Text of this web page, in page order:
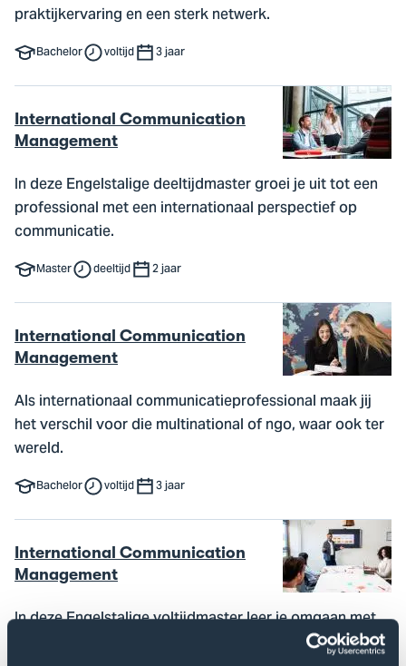
praktijkervaring en een sterk netwerk.
Bachelor voltijd 3 jaar
International Communication
Management
In deze Engelstalige deeltijdmaster groei je uit tot een
professional met een internationaal perspectief op
communicatie.
Master deeltijd 2 jaar
International Communication
Management
Als internationaal communicatieprofessional maak jij
het verschil voor die multinational of ngo, waar ook ter
wereld.
Bachelor voltijd 3 jaar
International Communication
Management
In deze Engelstalige voltijdmaster leer je omgaan met
bredere, interculturele en internationale communicatie-